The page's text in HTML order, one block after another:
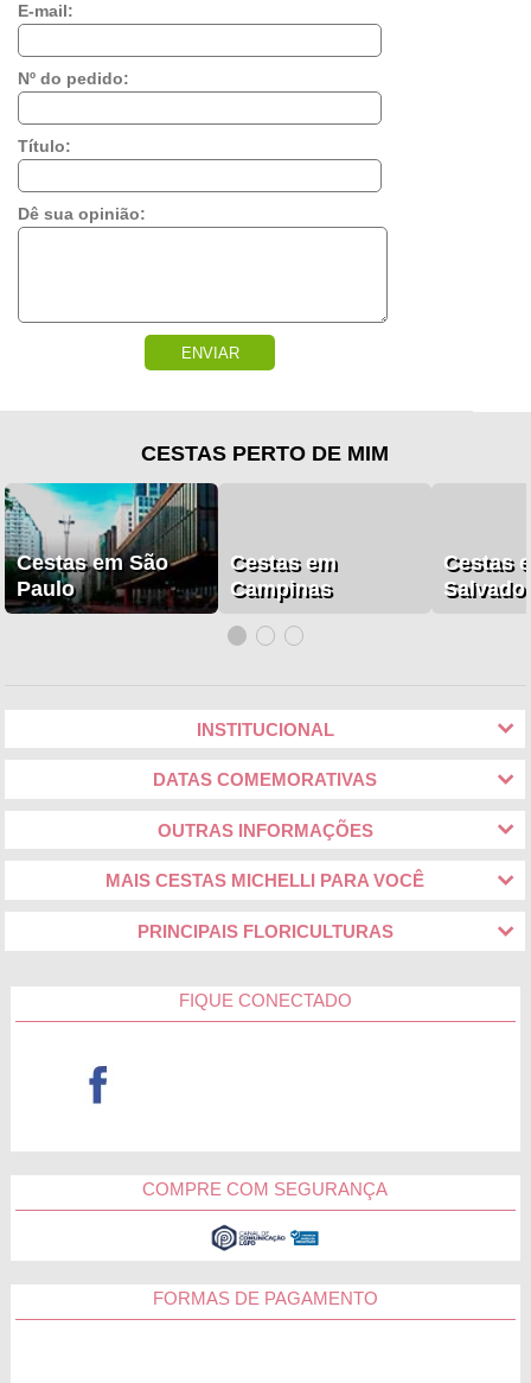
E-mail:
Nº do pedido:
Título:
Dê sua opinião:
ENVIAR
CESTAS PERTO DE MIM
Cestas em São
Paulo
Cestas em
Campinas
Cestas
INSTITUCIONAL
DATAS COMEMORATIVAS
OUTRAS INFORMAÇÕES
MAIS CESTAS MICHELLI PARA VOCÊ
PRINCIPAIS FLORICULTURAS
FIQUE CONECTADO
COMPRE COM SEGURANÇA
FORMAS DE PAGAMENTO